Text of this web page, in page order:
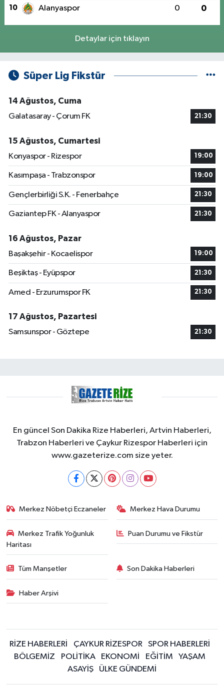
10 Alanyaspor 0 0
Detaylar için tıklayın
Süper Lig Fikstür
14 Ağustos, Cuma
Galatasaray - Çorum FK
21:30
15 Ağustos, Cumartesi
Konyaspor - Rizespor
19:00
Kasımpaşa - Trabzonspor 19:00
Gençlerbirliği S.K. - Fenerbahçe 21:30
Gaziantep FK - Alanyaspor 21:30
16 Ağustos, Pazar
Başakşehir - Kocaelispor
19:00
Beşiktaş - Eyüpspor 21:30
Amed - Erzurumspor FK 21:30
17 Ağustos, Pazartesi
Samsunspor - Göztepe
21:30
En güncel Son Dakika Rize Haberleri, Artvin Haberleri,
Trabzon Haberleri ve Çaykur Rizespor Haberleri için
www.gazeterize.com size yeter.
Merkez Nöbetçi Eczaneler Merkez Hava Durumu
Merkez Trafik Yoğunluk
Haritası
Puan Durumu ve Fikstür
Tüm Manşetler Son Dakika Haberleri
Haber Arşivi
RİZE HABERLERİ ÇAYKUR RİZESPOR
SPOR HABERLERİ
BÖLGEMİZ
POLİTİKA EKONOMİ EĞİTİM
YAŞAM
ASAYİŞ
ÜLKE GÜNDEMİ